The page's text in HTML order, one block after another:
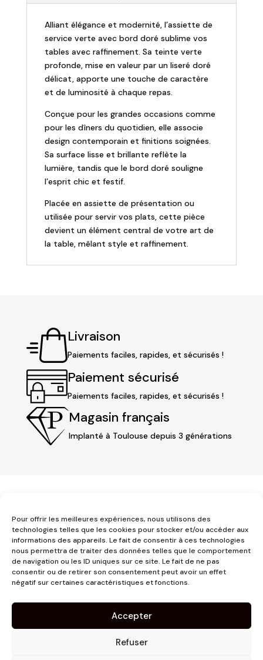
Pour offrir les meilleures expériences, nous utilisons des
technologies telles que les cookies pour stocker et/ou accéder aux
informations des appareils. Le fait de consentir à ces technologies
nous permettra de traiter des données telles que le comportement
de navigation ou les ID uniques sur ce site. Le fait de ne pas
consentir ou de retirer son consentement peut avoir un effet
négatif sur certaines caractéristiques et fonctions.
Accepter
Refuser
Alliant élégance et modernité, l’assiette de
service verte avec bord doré sublime vos
tables avec raffinement. Sa teinte verte
profonde, mise en valeur par un liseré doré
délicat, apporte une touche de caractère
et de luminosité à chaque repas.
Conçue pour les grandes occasions comme
pour les dîners du quotidien, elle associe
design contemporain et finitions soignées.
Sa surface lisse et brillante reflète la
lumière, tandis que le bord doré souligne
l’esprit chic et festif.
Placée en assiette de présentation ou
utilisée pour servir vos plats, cette pièce
devient un élément central de votre art de
la table, mêlant style et raffinement.
Livraison
Paiements faciles, rapides, et sécurisés !
Paiement sécurisé
Paiements faciles, rapides, et sécurisés !
Magasin français
Implanté à Toulouse depuis 3 générations
3 place Jeanne d'Arc
1er étage
31000 Toulouse
05 62 73 70 73